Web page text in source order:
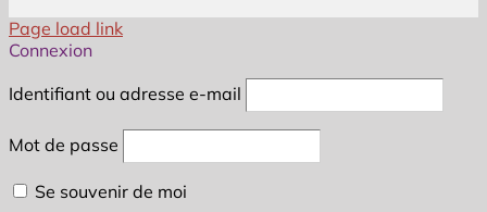
Page load link
Connexion
Identifiant ou adresse e-mail
Mot de passe
Se souvenir de moi